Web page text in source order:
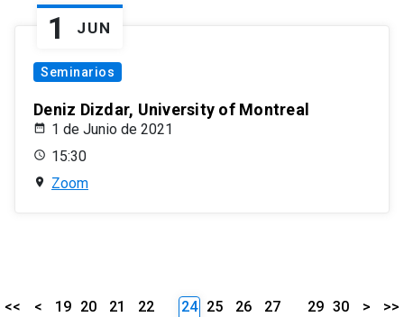
1 JUN
Seminarios
Deniz Dizdar, University of Montreal
1 de Junio de 2021
15:30
Zoom
<< < 19 20 21
22
24 25 26
27
29 30 > >>